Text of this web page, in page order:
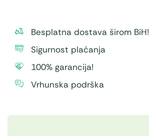
Besplatna dostava širom BiH!
Sigurnost plaćanja
100% garancija!
Vrhunska podrška